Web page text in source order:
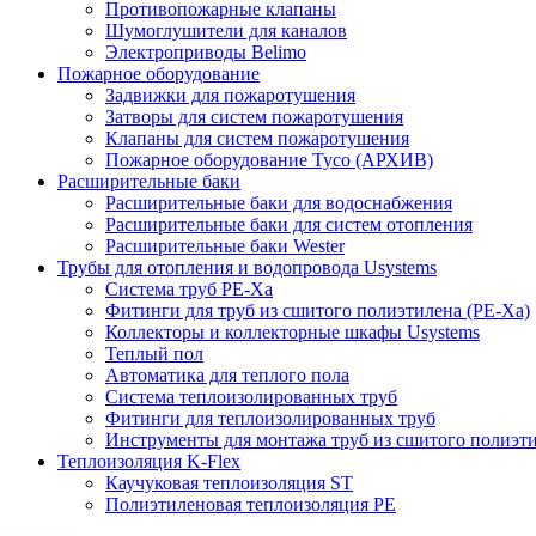
Противопожарные клапаны
Шумоглушители для каналов
Электроприводы Belimo
Пожарное оборудование
Задвижки для пожаротушения
Затворы для систем пожаротушения
Клапаны для систем пожаротушения
Пожарное оборудование Tyco (АРХИВ)
Расширительные баки
Расширительные баки для водоснабжения
Расширительные баки для систем отопления
Расширительные баки Wester
Трубы для отопления и водопровода Usystems
Система труб PE-Xa
Фитинги для труб из сшитого полиэтилена (PE-Xa)
Коллекторы и коллекторные шкафы Usystems
Теплый пол
Автоматика для теплого пола
Система теплоизолированных труб
Фитинги для теплоизолированных труб
Инструменты для монтажа труб из сшитого
Теплоизоляция K-Flex
Каучуковая теплоизоляция ST
Полиэтиленовая теплоизоляция PE